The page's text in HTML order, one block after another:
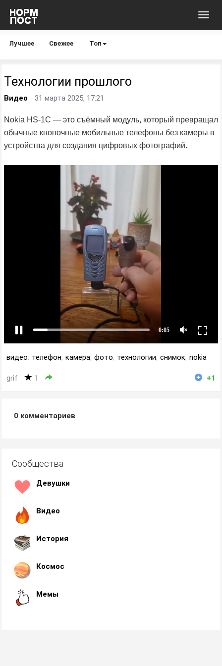
Лучшее Свежее Топ
Технологии прошлого
Видео 31 марта 2025, 17:21
Nokia HS-1C — это съёмный модуль, который превращал
обычные кнопочные мобильные телефоны без камеры в
устройства для создания цифровых фотографий.
видео, телефон, камера, фото, технологии, снимок, nokia
grif 1 +1
0 комментариев
Сообщества
Девушки
Видео
История
Космос
Мемы